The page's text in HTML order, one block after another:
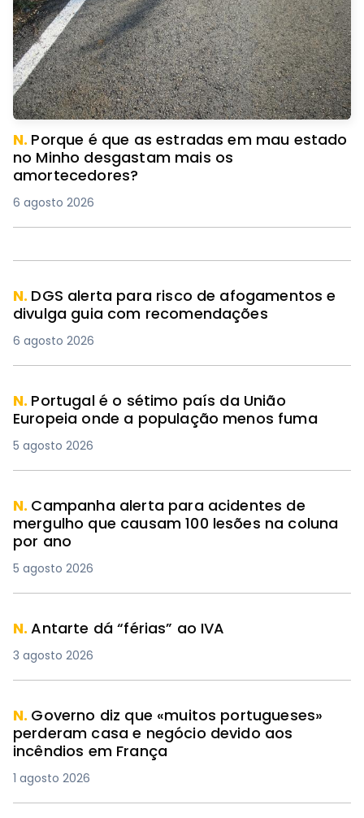
N. Porque é que as estradas em mau estado
no Minho desgastam mais os
amortecedores?
6 agosto 2026
N. DGS alerta para risco de afogamentos e
divulga guia com recomendações
6 agosto 2026
N. Portugal é o sétimo país da União
Europeia onde a população menos fuma
5 agosto 2026
N. Campanha alerta para acidentes de
mergulho que causam 100 lesões na coluna
por ano
5 agosto 2026
N.Antarte dá “férias” ao IVA
3 agosto 2026
N. Governo diz que «muitos portugueses»
perderam casa e negócio devido aos
incêndios em França
1 agosto 2026